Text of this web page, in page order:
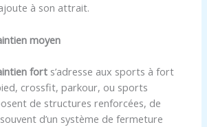
à son attrait.
moyen
fort s’adresse aux sports à fort
crossfit, parkour, ou sports
de structures renforcées, de
d’un système de fermeture